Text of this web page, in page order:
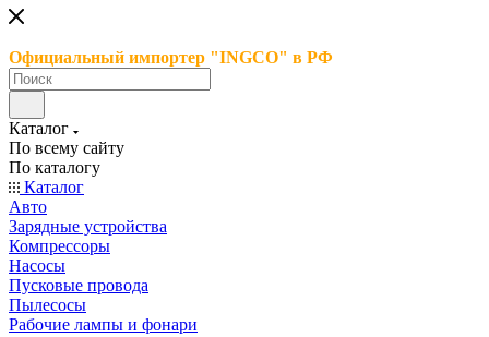
Официальный импортер "INGCO" в РФ
Каталог
По всему сайту
По каталогу
Каталог
Авто
Зарядные устройства
Компрессоры
Насосы
Пусковые провода
Пылесосы
Рабочие лампы и фонари